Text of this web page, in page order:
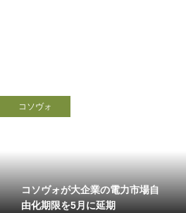
コソヴォ
コソヴォが大企業の電力市場自
由化期限を5月に延期